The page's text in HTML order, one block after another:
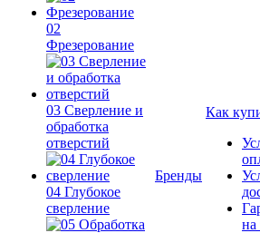
02
Фрезерование
03 Сверление и
обработка
отверстий
04 Глубокое
сверление
Бренды
Как
на